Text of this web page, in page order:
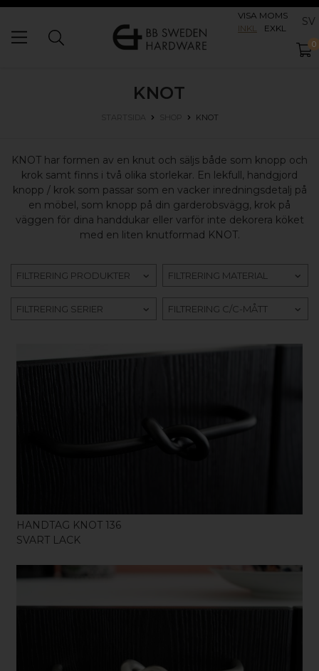
VISA MOMS
INKL
EXKL SV
0
KNOT
STARTSIDA SHOP KNOT
KNOT har formen av en knut och säljs både som knopp och
krok samt finns i två olika storlekar. En lekfull, handgjord
knopp / krok som passar som en vacker inredningsdetalj på
en möbel, som knopp på din garderobsvägg, krok på
väggen för dina handdukar eller varför inte dekorera köket
med en liten knutformad KNOT.
FILTRERING PRODUKTER FILTRERING MATERIAL
FILTRERING SERIER FILTRERING C/C-MÅTT
KÖP
HANDTAG KNOT 136
SVART LACK